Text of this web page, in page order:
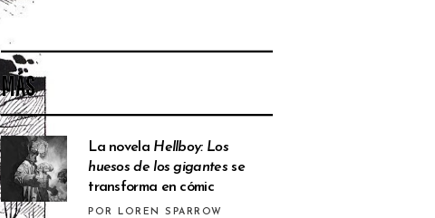
MÁS
La novela Hellboy: Los
huesos de los gigantesse
transforma en cómic
POR LOREN SPARROW